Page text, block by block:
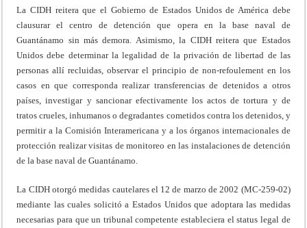
La CIDH reitera que el Gobierno de Estados Unidos de América debe
clausurar el centro de detención que opera en la base naval de
Guantánamo sin más demora. Asimismo, la CIDH reitera que Estados
Unidos debe determinar la legalidad de la privación de libertad de las
personas allí recluidas, observar el principio de non-refoulement en los
casos en que corresponda realizar transferencias de detenidos a otros
países, investigar y sancionar efectivamente los actos de tortura y de
tratos crueles, inhumanos o degradantes cometidos contra los detenidos, y
permitir a la Comisión Interamericana y a los órganos internacionales de
protección realizar visitas de monitoreo en las instalaciones de detención
de la base naval de Guantánamo.
La CIDH otorgó medidas cautelares el 12 de marzo de 2002 (MC-259-02)
mediante las cuales solicitó a Estados Unidos que adoptara las medidas
necesarias para que un tribunal competente estableciera el status legal de